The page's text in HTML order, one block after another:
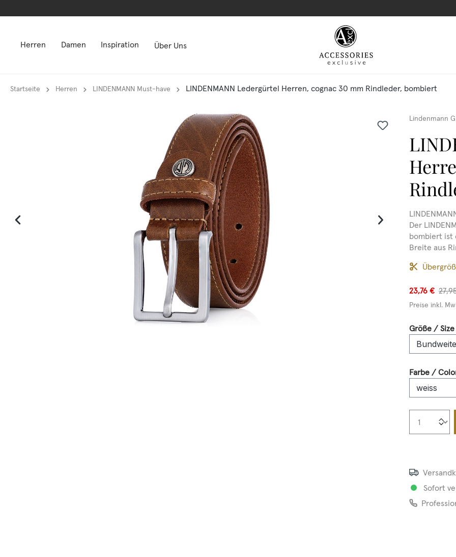
Herren Damen Inspiration Über Uns
Startseite Herren LINDENMANN Must-have LINDENMANN Ledergürtel Herren, cognac 30 mm Rindleder, bombiert
Lindenmann
Der
bombiert ist
Breite aus
23,76 €
Preise inkl.
Größe / Size
Farbe /
Sofort